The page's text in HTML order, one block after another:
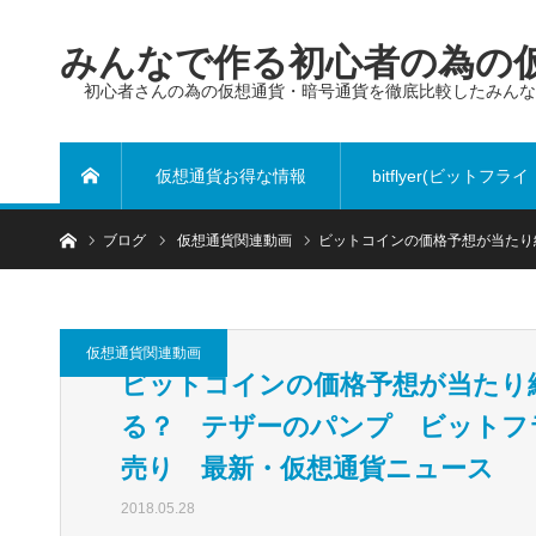
みんなで作る初心者の為の
初心者さんの為の仮想通貨・暗号通貨を徹底比較したみん
仮想通貨お得な情報 bitflyer(ビットフライ
ヤー)
ホームブログ 仮想通貨関連動画 ビットコインの価格予想が当
仮想通貨関連動画
ビットコインの価格予想が当た
る？ テザーのパンプ ビットフ
売り 最新・仮想通貨ニュース
2018.05.28